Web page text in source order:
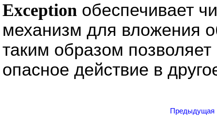
Exception обеспечивает
механизм для вложения
таким образом
опасное действие в
Предыдущая